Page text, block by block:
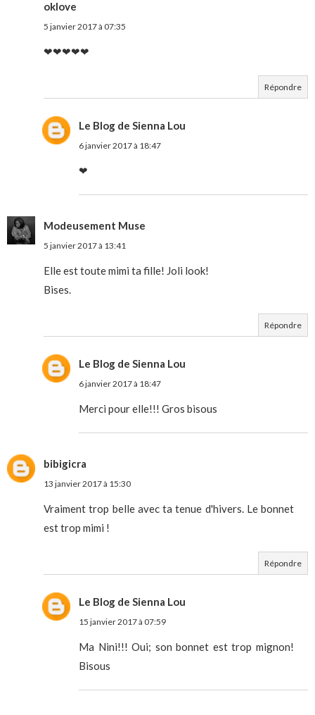
oklove
5 janvier 2017 à 07:35
❤❤❤❤❤
Répondre
Le Blog de Sienna Lou
6 janvier 2017 à 18:47
❤
Modeusement Muse
5 janvier 2017 à 13:41
Elle est toute mimi ta fille! Joli look!
Bises.
Répondre
Le Blog de Sienna Lou
6 janvier 2017 à 18:47
Merci pour elle!!! Gros bisous
bibigicra
13 janvier 2017 à 15:30
Vraiment trop belle avec ta tenue d'hivers. Le bonnet
est trop mimi !
Répondre
Le Blog de Sienna Lou
15 janvier 2017 à 07:59
Ma Nini!!! Oui; son bonnet est trop mignon!
Bisous